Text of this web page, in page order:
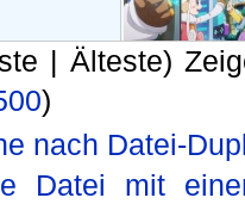
| Älteste)
)
nach Datei-
Datei mit